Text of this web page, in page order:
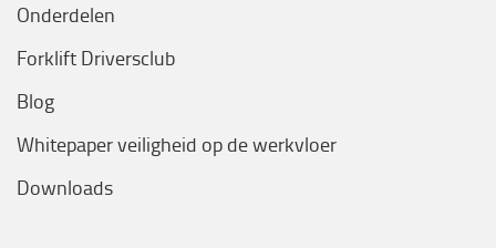
Onderdelen
Forklift Driversclub
Blog
Whitepaper veiligheid op de werkvloer
Downloads